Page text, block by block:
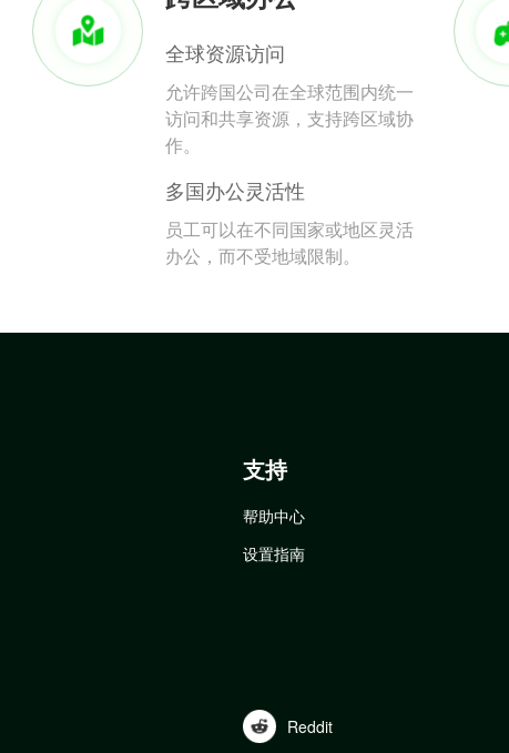
全球资源访问
允许跨国公司在全球范围内统一
访问和共享资源，支持跨区域协
作。
多国办公灵活性
员工可以在不同国家或地区灵活
办公，而不受地域限制。
支持
帮助中心
设置指南
Reddit